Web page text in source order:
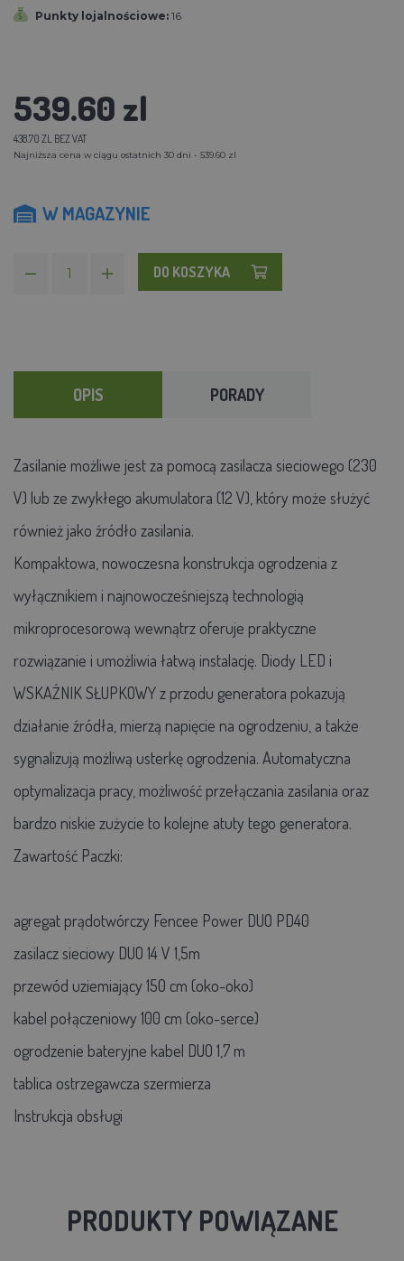
Punkty lojalnościowe: 16
539.60 zl
438.70 ZL BEZ VAT
Najniższa cena w ciągu ostatnich 30 dni - 539.60 zl
W MAGAZYNIE
DO KOSZYKA
OPIS PORADY
Zasilanie możliwe jest za pomocą zasilacza sieciowego (230
V) lub ze zwykłego akumulatora (12 V), który może służyć
również jako źródło zasilania.
Kompaktowa, nowoczesna konstrukcja ogrodzenia z
wyłącznikiem i najnowocześniejszą technologią
mikroprocesorową wewnątrz oferuje praktyczne
rozwiązanie i umożliwia łatwą instalację. Diody LED i
WSKAŹNIK SŁUPKOWY z przodu generatora pokazują
działanie źródła, mierzą napięcie na ogrodzeniu, a także
sygnalizują możliwą usterkę ogrodzenia. Automatyczna
optymalizacja pracy, możliwość przełączania zasilania oraz
bardzo niskie zużycie to kolejne atuty tego generatora.
Zawartość Paczki:
agregat prądotwórczy Fencee Power DUO PD40
zasilacz sieciowy DUO 14 V 1,5m
przewód uziemiający 150 cm (oko-oko)
kabel połączeniowy 100 cm (oko-serce)
ogrodzenie bateryjne kabel DUO 1,7 m
tablica ostrzegawcza szermierza
Instrukcja obsługi
PRODUKTY POWIĄZANE